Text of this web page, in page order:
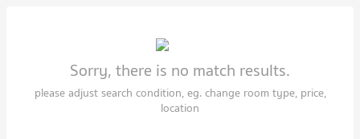
Sorry, there is no match results.
please adjust search condition, eg. change room type, price,
location